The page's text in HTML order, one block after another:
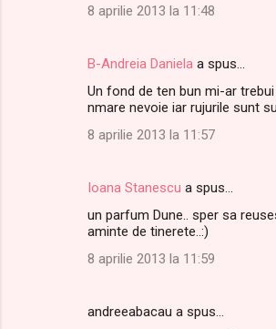
8 aprilie 2013 la 11:48
B-Andreia Daniela a spus…
Un fond de ten bun mi-ar
nmare nevoie iar rujurile sunt
8 aprilie 2013 la 11:57
Ioana Stanescu a spus…
un parfum Dune.. sper sa
aminte de tinerete..:)
8 aprilie 2013 la 11:59
andreeabacau a spus…